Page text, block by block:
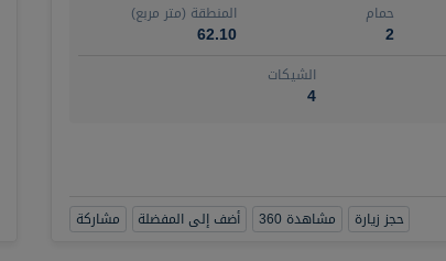
حمام
2
المنطقة (متر مربع)
62.10
الشيكات
4
حجز زيارة مشاهدة 360 أضف إلى المفضلة مشاركة